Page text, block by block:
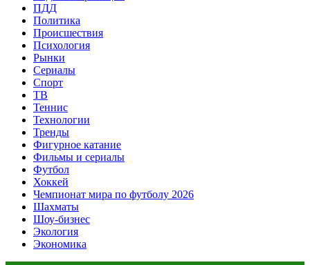
ПДД
Политика
Происшествия
Психология
Рынки
Сериалы
Спорт
ТВ
Теннис
Технологии
Тренды
Фигурное катание
Фильмы и сериалы
Футбол
Хоккей
Чемпионат мира по футболу 2026
Шахматы
Шоу-бизнес
Экология
Экономика